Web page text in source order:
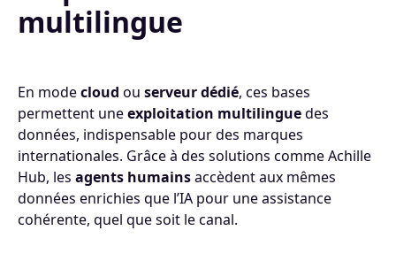
multilingue
En modecloud ou serveur dédié, ces bases
permettent uneexploitation multilinguedes
données, indispensable pour des marques
internationales. Grâce à des solutions comme Achille
Hub, les agents humainsaccèdent aux mêmes
données enrichies que l’IA pour une assistance
cohérente, quel que soit le canal.